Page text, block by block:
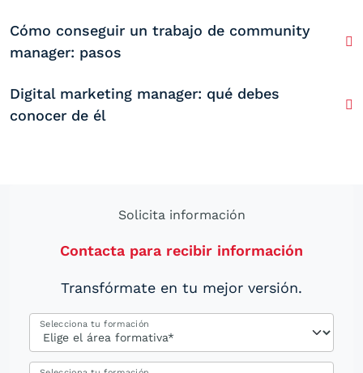
Cómo conseguir un trabajo de community
manager: pasos
Digital marketing manager: qué debes
conocer de él
Solicita información
Contacta para recibir información
Transfórmate en tu mejor versión.
Selecciona tu formación